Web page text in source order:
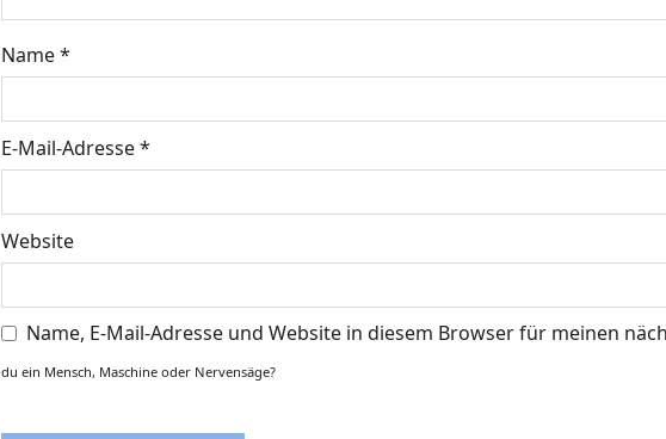
g
a
t
i
o
n
Name*
E-Mail-Adresse*
Website
Name, E-Mail-Adresse und Website in diesem Browser für meinen
du ein Mensch, Maschine oder Nervensäge?